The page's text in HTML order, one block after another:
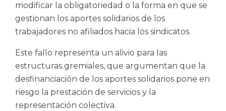
modificar la obligatoriedad o la forma en que se
gestionan los aportes solidarios de los
trabajadores no afiliados hacia los sindicatos.
Este fallo representa un alivio para las
estructuras gremiales, que argumentan que la
desfinanciación de los aportes solidarios pone en
riesgo la prestación de servicios y la
representación colectiva.